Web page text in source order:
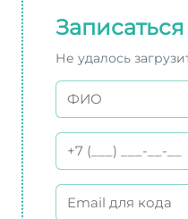
Не удалось